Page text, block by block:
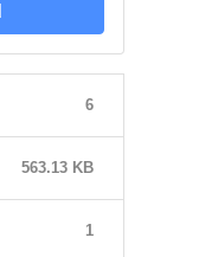
6
563.13 KB
1